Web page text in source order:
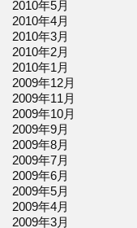
2010年5月
2010年4月
2010年3月
2010年2月
2010年1月
2009年12月
2009年11月
2009年10月
2009年9月
2009年8月
2009年7月
2009年6月
2009年5月
2009年4月
2009年3月